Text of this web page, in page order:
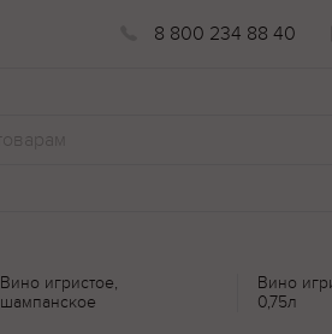
8 800 234 88 40
Вино игристое,
шампанское
Вино
0,75л